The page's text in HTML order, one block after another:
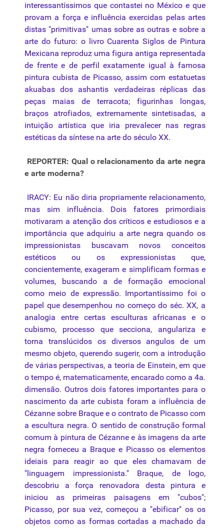
interessantíssimos que contastei no México e que
provam a força e influência exercidas pelas artes
distas "primitivas" umas sobre as outras e sobre a
arte do futuro: o livro Cuarenta Siglos de Pintura
Mexicana reproduz uma figura antiga representada
de frente e de perfil exatamente igual à famosa
pintura cubista de Picasso, assim com estatuetas
akuabas dos ashantis verdadeiras réplicas das
peças maias de terracota; figurinhas longas,
braços atrofiados, extremamente sintetisadas, a
intuição artística que iria prevalecer nas regras
estéticas da síntese na arte do século XX.
REPORTER: Qual o relacionamento da arte negra
e arte moderna?
IRACY: Eu não diria propriamente relacionamento,
mas sim influência. Dois fatores primordiais
motivaram a atenção dos críticos e estudiosos e a
importância que adquiriu a arte negra quando os
impressionistas buscavam novos conceitos
estéticos ou os expressionistas que,
concientemente, exageram e simplificam formas e
volumes, buscando a de formação emocional
como meio de expressão. Importantíssimo foi o
papel que desempenhou no começo do séc. XX, a
analogia entre certas esculturas africanas e o
cubismo, processo que secciona, angulariza e
torna translúcidos os diversos angulos de um
mesmo objeto, querendo sugerir, com a introdução
de várias perspectivas, a teoria de Einstein, em que
o tempo é, matematicamente, encarado como a 4a.
dimensão. Outros dois fatores importantes para o
nascimento da arte cubista foram a influência de
Cézanne sobre Braque e o contrato de Picasso com
a escultura negra. O sentido de construção formal
comum à pintura de Cézanne e às imagens da arte
negra forneceu a Braque e Picasso os elementos
ideiais para reagir ao que eles chamavam de
"linguagem impressionista." Braque, de logo,
descobriu a força renovadora desta pintura e
iniciou as primeiras paisagens em "cubos";
Picasso, por sua vez, começou a "ebificar" os os
objetos como as formas cortadas a machado da